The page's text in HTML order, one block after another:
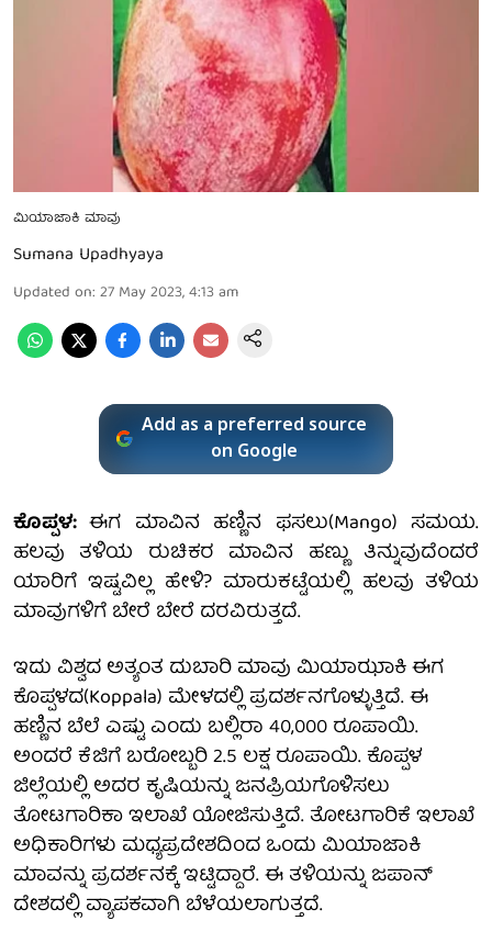
ಮಿಯಾಜಾಕಿ ಮಾವು
Sumana Upadhyaya
Updated on: 27 May 2023, 4:13 am
Add as a preferred source
on Google
ಕೊಪ್ಪಳ:ಈಗ ಮಾವಿನ ಹಣ್ಣಿನ ಫಸಲು(Mango) ಸಮಯ.
ಹಲವು ತಳಿಯ ರುಚಿಕರ ಮಾವಿನ ಹಣ್ಣು ತಿನ್ನುವುದೆಂದರೆ
ಯಾರಿಗೆ ಇಷ್ಟವಿಲ್ಲ ಹೇಳಿ? ಮಾರುಕಟ್ಟೆಯಲ್ಲಿ ಹಲವು ತಳಿಯ
ಮಾವುಗಳಿಗೆ ಬೇರೆ ಬೇರೆ ದರವಿರುತ್ತದೆ.
ಇದು ವಿಶ್ವದ ಅತ್ಯಂತ ದುಬಾರಿ ಮಾವು ಮಿಯಾಝಾಕಿ ಈಗ
ಕೊಪ್ಪಳದ(Koppala) ಮೇಳದಲ್ಲಿ ಪ್ರದರ್ಶನಗೊಳ್ಳುತ್ತಿದೆ. ಈ
ಹಣ್ಣಿನ ಬೆಲೆ ಎಷ್ಟು ಎಂದು ಬಲ್ಲಿರಾ 40,000 ರೂಪಾಯಿ.
ಅಂದರೆ ಕೆಜಿಗೆ ಬರೋಬ್ಬರಿ 2.5 ಲಕ್ಷ ರೂಪಾಯಿ. ಕೊಪ್ಪಳ
ಜಿಲ್ಲೆಯಲ್ಲಿ ಅದರ ಕೃಷಿಯನ್ನು ಜನಪ್ರಿಯಗೊಳಿಸಲು
ತೋಟಗಾರಿಕಾ ಇಲಾಖೆ ಯೋಜಿಸುತ್ತಿದೆ. ತೋಟಗಾರಿಕೆ ಇಲಾಖೆ
ಅಧಿಕಾರಿಗಳು ಮಧ್ಯಪ್ರದೇಶದಿಂದ ಒಂದು ಮಿಯಾಜಾಕಿ
ಮಾವನ್ನು ಪ್ರದರ್ಶನಕ್ಕೆ ಇಟ್ಟಿದ್ದಾರೆ. ಈ ತಳಿಯನ್ನು ಜಪಾನ್
ದೇಶದಲ್ಲಿ ವ್ಯಾಪಕವಾಗಿ ಬೆಳೆಯಲಾಗುತ್ತದೆ.